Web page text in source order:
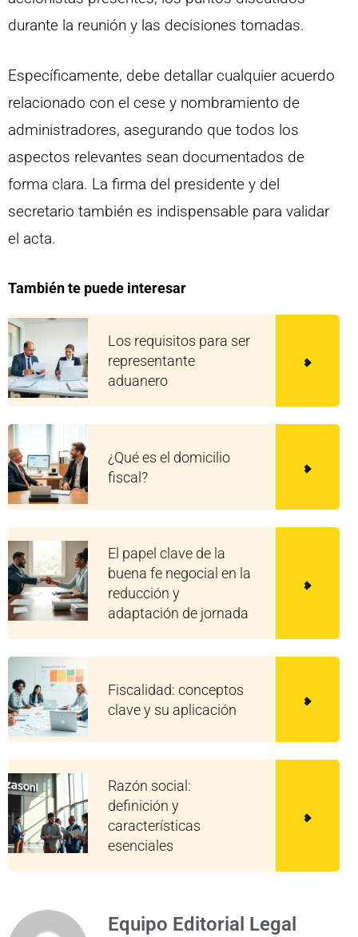
durante la reunión y las decisiones tomadas.
Específicamente, debe detallar cualquier acuerdo
relacionado con el cese y nombramiento de
administradores, asegurando que todos los
aspectos relevantes sean documentados de
forma clara. La firma del presidente y del
secretario también es indispensable para validar
el acta.
También te puede interesar
Los requisitos para ser
representante
aduanero
¿Qué es el domicilio
fiscal?
El papel clave de la
buena fe negocial en la
reducción y
adaptación de jornada
Fiscalidad: conceptos
clave y su aplicación
Razón social:
definición y
características
esenciales
Equipo Editorial Legal